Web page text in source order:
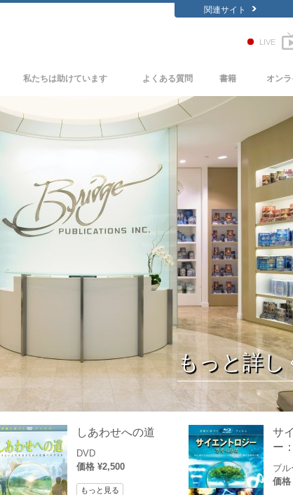
関連サイト
LIVE
トロジ
私たちは助けています よくある質問
背景と基本原理
教会の内部
サイエントロジーの組織
書籍
入門の書籍
オーディオブック
一般向け講演
オン
どのように対立を解決するか
存在のダイナミックス
理解を構成するもの
危険な環境に対する解決策
病気やけがのためのアシス
高潔さと正直さ
結婚
感情のトーン･スケール
薬物に対する解決策
職場のためのツール
エシックスとコンディション
抑圧の原因
調査
組織化の基礎
もっと詳し
しあわせへの道
DVD
価格 ¥2,500
もっと見る
サ
ー
ブ
価格